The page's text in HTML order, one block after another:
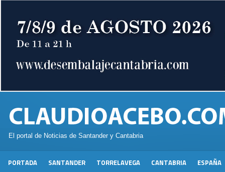
El portal de Noticias de Santander y Cantabria
PORTADA SANTANDER TORRELAVEGA CANTABRIA ESPAÑA